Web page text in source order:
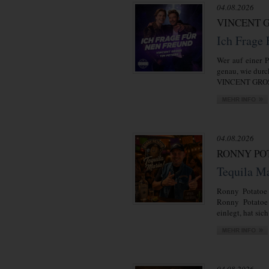
04.08.2026
VINCENT
Ich Frage
Wer auf einer
genau, wie
VINCENT
04.08.2026
RONNY
Tequila
Ronny
Ronny
einlegt, hat